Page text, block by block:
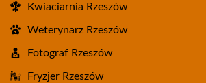
Kwiaciarnia Rzeszów
Weterynarz Rzeszów
Fotograf Rzeszów
Fryzjer Rzeszów